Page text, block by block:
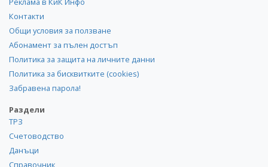
Контакти
Общи условия за ползване
Абонамент за пълен достъп
Политика за защита на личните данни
Политика за бисквитките (cookies)
Забравена парола!
Раздели
ТРЗ
Счетоводство
Данъци
Справочник